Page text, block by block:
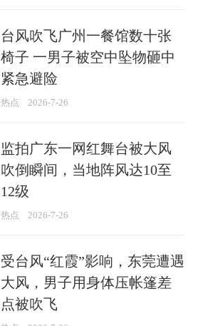
台风吹飞广州一餐馆数十张
椅子 一男子被空中坠物砸中
紧急避险
热点 2026-7-26
监拍广东一网红舞台被大风
吹倒瞬间，当地阵风达10至
12级
热点 2026-7-26
受台风“红霞”影响，东莞遭遇
大风，男子用身体压帐篷差
点被吹飞